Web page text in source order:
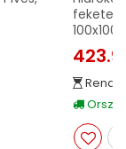
fekete